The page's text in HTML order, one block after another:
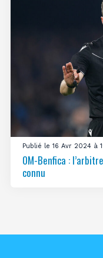
Publié le 16 Avr 2024 à
OM-Benfica :
connu